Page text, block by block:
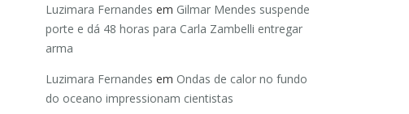
Luzimara Fernandes em Gilmar Mendes suspende
porte e dá 48 horas para Carla Zambelli entregar
arma
Luzimara Fernandes em Ondas de calor no fundo
do oceano impressionam cientistas